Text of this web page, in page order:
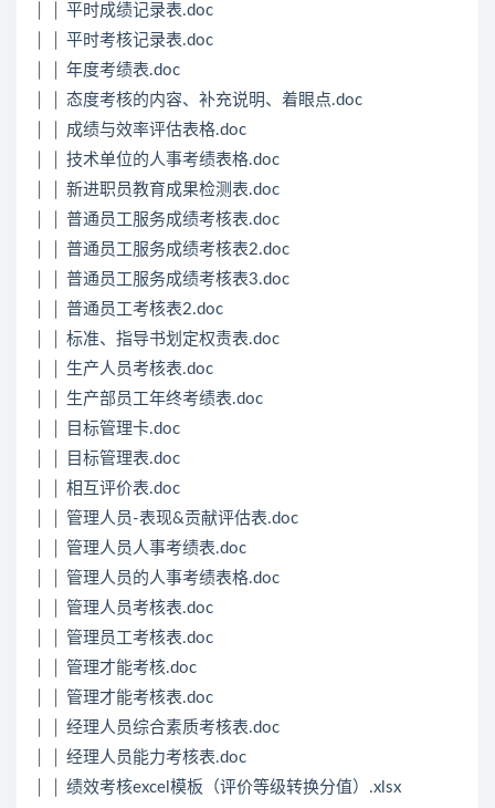
│ │ 平时成绩记录表.doc
│ │ 平时考核记录表.doc
│ │ 年度考绩表.doc
│ │ 态度考核的内容、补充说明、着眼点.doc
│ │ 成绩与效率评估表格.doc
│ │ 技术单位的人事考绩表格.doc
│ │ 新进职员教育成果检测表.doc
│ │ 普通员工服务成绩考核表.doc
│ │ 普通员工服务成绩考核表2.doc
│ │ 普通员工服务成绩考核表3.doc
│ │ 普通员工考核表2.doc
│ │ 标准、指导书划定权责表.doc
│ │ 生产人员考核表.doc
│ │ 生产部员工年终考绩表.doc
│ │ 目标管理卡.doc
│ │ 目标管理表.doc
│ │ 相互评价表.doc
│ │ 管理人员-表现&贡献评估表.doc
│ │ 管理人员人事考绩表.doc
│ │ 管理人员的人事考绩表格.doc
│ │ 管理人员考核表.doc
│ │ 管理员工考核表.doc
│ │ 管理才能考核.doc
│ │ 管理才能考核表.doc
│ │ 经理人员综合素质考核表.doc
│ │ 经理人员能力考核表.doc
│ │ 绩效考核excel模板（评价等级转换分值）.xlsx